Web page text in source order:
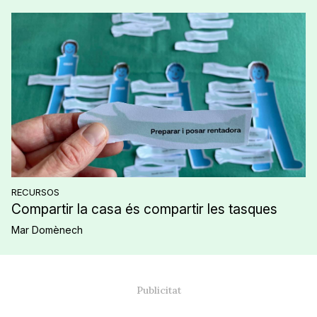
RECURSOS
Compartir la casa és compartir les tasques
Mar Domènech